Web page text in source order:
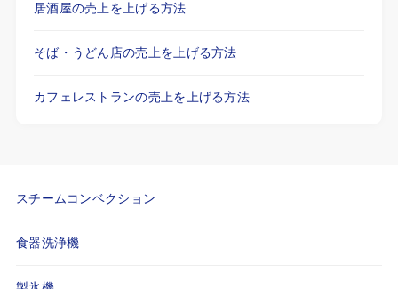
居酒屋の売上を上げる方法
そば・うどん店の売上を上げる方法
カフェレストランの売上を上げる方法
スチームコンベクション
食器洗浄機